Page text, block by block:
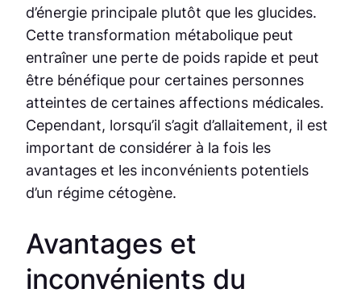
d’énergie principale plutôt que les glucides.
Cette transformation métabolique peut
entraîner une perte de poids rapide et peut
être bénéfique pour certaines personnes
atteintes de certaines affections médicales.
Cependant, lorsqu’il s’agit d’allaitement, il est
important de considérer à la fois les
avantages et les inconvénients potentiels
d’un régime cétogène.
Avantages et
inconvénients du